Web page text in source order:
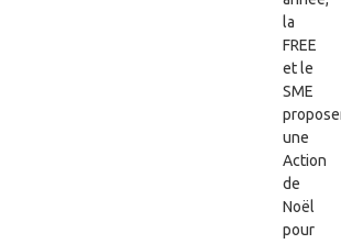
la
FREE
et le
SME
une
Action
de
Noël
pour